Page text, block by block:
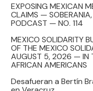
EXPOSING MEXICAN
CLAIMS —
PODCAST — NO. 114
MEXICO SOLIDARITY
OF THE MEXICO
AUGUST 5, 2026 — IN
AFRICAN AMERICANS
Desafueran a Bertín